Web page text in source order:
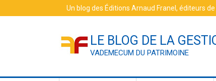
to
Un blog des Éditions Arnaud Franel, éditeurs de
LE BLOG DE LA
VADEMECUM DU PATRIMOINE